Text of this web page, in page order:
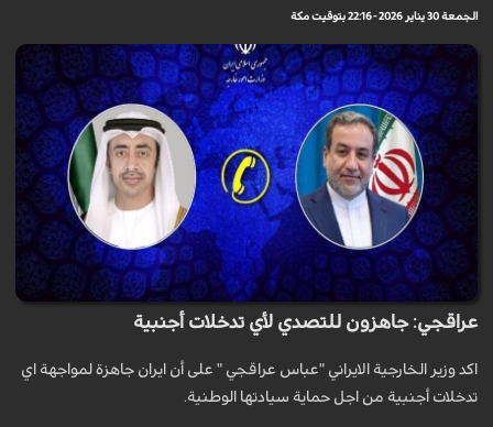
الجمعة 30 يناير 2026 - 22:16 بتوقيت مكة
عراقجي: جاهزون للتصدي لأي تدخلات أجنبية
اكد وزير الخارجية الايراني "عباس عراقجي " على أن ايران جاهزة لمواجهة اي
تدخلات أجنبیة من اجل حماية سيادتها الوطنیة.